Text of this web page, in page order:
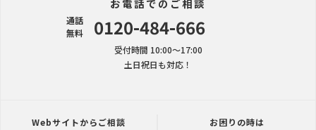
お電話でのご相談
通話
無料
0120-484-666
受付時間 10:00〜17:00
土日祝日も対応！
Webサイトからご相談 お困りの時は